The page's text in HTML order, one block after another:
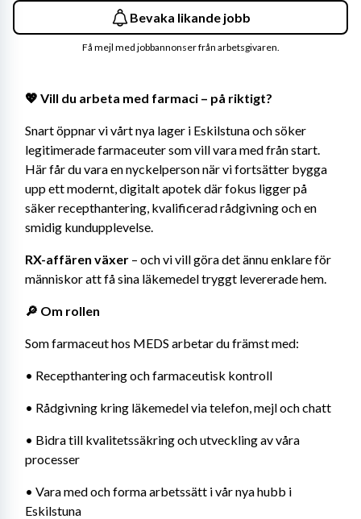
💖 Vill du arbeta med farmaci – på riktigt?
Snart öppnar vi vårt nya lager i Eskilstuna och söker
legitimerade farmaceuter som vill vara med från start.
Här får du vara en nyckelperson när vi fortsätter bygga
upp ett modernt, digitalt apotek där fokus ligger på
säker recepthantering, kvalificerad rådgivning och en
smidig kundupplevelse.
RX-affären växer – och vi vill göra det ännu enklare för
människor att få sina läkemedel tryggt levererade hem.
🔎 Om rollen
Som farmaceut hos MEDS arbetar du främst med:
• Recepthantering och farmaceutisk kontroll
• Rådgivning kring läkemedel via telefon, mejl och chatt
• Bidra till kvalitetssäkring och utveckling av våra
processer
• Vara med och forma arbetssätt i vår nya hubb i
Eskilstuna
Bevaka likande jobb
Få mejl med jobbannonser från arbetsgivaren.